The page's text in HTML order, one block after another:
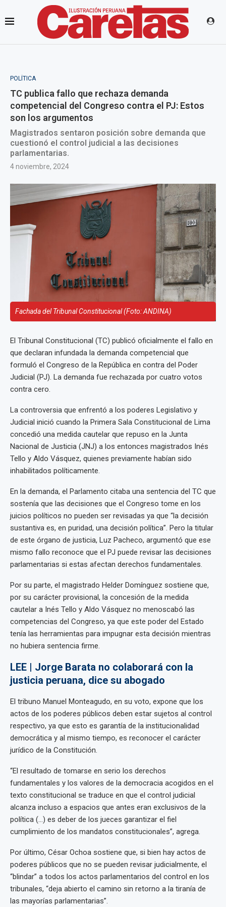
POLÍTICA
TC publica fallo que rechaza demanda
competencial del Congreso contra el PJ: Estos
son los argumentos
Magistrados sentaron posición sobre demanda que
cuestionó el control judicial a las decisiones
parlamentarias.
4 noviembre, 2024
Fachada del Tribunal Constitucional (Foto: ANDINA)
El Tribunal Constitucional (TC) publicó oficialmente el fallo en
que declaran infundada la demanda competencial que
formuló el Congreso de la República en contra del Poder
Judicial (PJ). La demanda fue rechazada por cuatro votos
contra cero.
La controversia que enfrentó a los poderes Legislativo y
Judicial inició cuando la Primera Sala Constitucional de Lima
concedió una medida cautelar que repuso en la Junta
Nacional de Justicia (JNJ) a los entonces magistrados Inés
Tello y Aldo Vásquez, quienes previamente habían sido
inhabilitados políticamente.
En la demanda, el Parlamento citaba una sentencia del TC que
sostenía que las decisiones que el Congreso tome en los
juicios políticos no pueden ser revisadas ya que “la decisión
sustantiva es, en puridad, una decisión política”. Pero la titular
de este órgano de justicia, Luz Pacheco, argumentó que ese
mismo fallo reconoce que el PJ puede revisar las decisiones
parlamentarias si estas afectan derechos fundamentales.
Por su parte, el magistrado Helder Domínguez sostiene que,
por su carácter provisional, la concesión de la medida
cautelar a Inés Tello y Aldo Vásquez no menoscabó las
competencias del Congreso, ya que este poder del Estado
tenía las herramientas para impugnar esta decisión mientras
no hubiera sentencia firme.
LEE | Jorge Barata no colaborará con la
justicia peruana, dice su abogado
El tribuno Manuel Monteagudo, en su voto, expone que los
actos de los poderes públicos deben estar sujetos al control
respectivo, ya que esto es garantía de la institucionalidad
democrática y al mismo tiempo, es reconocer el carácter
jurídico de la Constitución.
“El resultado de tomarse en serio los derechos
fundamentales y los valores de la democracia acogidos en el
texto constitucional se traduce en que el control judicial
alcanza incluso a espacios que antes eran exclusivos de la
política (…) es deber de los jueces garantizar el fiel
cumplimiento de los mandatos constitucionales”, agrega.
Por último, César Ochoa sostiene que, si bien hay actos de
poderes públicos que no se pueden revisar judicialmente, el
“blindar” a todos los actos parlamentarios del control en los
tribunales, “deja abierto el camino sin retorno a la tiranía de
las mayorías parlamentarias”.